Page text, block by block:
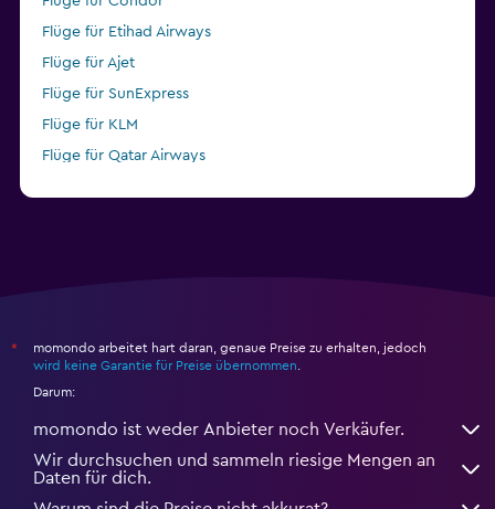
Flüge für Etihad Airways
Flüge für Ajet
Flüge für SunExpress
Flüge für KLM
Flüge für Qatar Airways
*
momondo arbeitet hart daran, genaue Preise zu erhalten, jedoch
wird keine Garantie für Preise übernommen
Darum:
momondo ist weder Anbieter noch Verkäufer.
Wir durchsuchen und sammeln riesige Mengen an
Daten für dich.